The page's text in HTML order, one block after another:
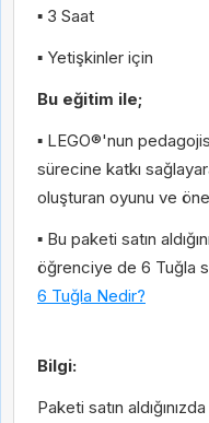
▪ 3 Saat
▪ Yetişkinler için
Bu eğitim ile;
▪ LEGO®'nun
sürecine katkı
oluşturan oyunu ve
▪ Bu paketi satın
öğrenciye de 6 Tuğla
6 Tuğla Nedir?
Bilgi:
Paketi satın
ve telefon
kurulmasına
onay
pazarlama
ile buna
ve telefon
kurulmasına
onay
2-12 Taksit